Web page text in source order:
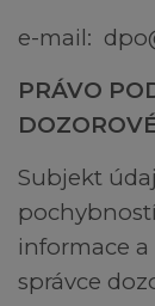
e-mail:
PRÁVO
Subjekt
informace
správce